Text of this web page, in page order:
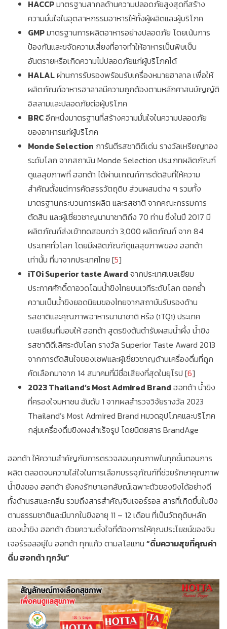
HACCPมาตรฐานสากลด้านความปลอดภัยสูงสุดที่สร้าง
ความมั่นใจในอุตสาหกรรมอาหารให้ทั้งผู้ผลิตและผู้บริโภค
GMPมาตรฐานการผลิตอาหารอย่างปลอดภัย โดยเน้นการ
ป้องกันและขจัดความเสี่ยงที่อาจทำให้อาหารเป็นพิษเป็น
อันตรายหรือเกิดความไม่ปลอดภัยแก่ผู้บริโภคได้
HALALผ่านการรับรองพร้อมรับเครื่องหมายฮาลาล เพื่อให้
ผลิตภัณฑ์อาหารฮาลาลมีความถูกต้องตามหลักศาสนบัญญัติ
อิสลามและปลอดภัยต่อผู้บริโภค
BRCอีกหนึ่งมาตรฐานที่สร้างความมั่นใจในความปลอดภัย
ของอาหารแก่ผู้บริโภค
Monde Selection การันตีรสชาติดีเด่น รางวัลเหรียญทอง
ระดับโลก จากสถาบัน Monde Selection ประเภทผลิตภัณฑ์
ดูแลสุขภาพที่ ฮอทต้า ได้ผ่านเกณฑ์การตัดสินที่ให้ความ
สำคัญตั้งแต่การคัดสรรวัตถุดิบ ส่วนผสมต่าง ๆ รวมทั้ง
มาตรฐานกระบวนการผลิต และรสชาติ จากคณะกรรมการ
ตัดสิน และผู้เชี่ยวชาญนานาชาติถึง 70 ท่าน ซึ่งในปี 2017 มี
ผลิตภัณฑ์ส่งเข้าทดสอบกว่า 3,000 ผลิตภัณฑ์ จาก 84
ประเทศทั่วโลก โดยมีผลิตภัณฑ์ดูแลสุขภาพของ ฮอทต้า
เท่านั้น ที่มาจากประเทศไทย [5]
iTOi Superior taste Award จากประเทศเบลเยียม
ประกาศศักดิ์ดาอวดโฉมน้ำขิงไทยบนเวทีระดับโลก ตอกย้ำ
ความเป็นน้ำขิงยอดนิยมของไทยจากสถาบันรับรองด้าน
รสชาติและคุณภาพอาหารนานาชาติ หรือ (iTQi) ประเทศ
เบลเยียมที่มอบให้ ฮอทต้า สูตรขิงต้นตำรับผสมน้ำผึ้ง น้ำขิง
รสชาติดีเลิศระดับโลก รางวัล Superior Taste Award 2013
จากการตัดสินใจของเชฟและผู้เชี่ยวชาญด้านเครื่องดื่มที่ถูก
คัดเลือกมาจาก 14 สมาคมที่มีชื่อเสียงที่สุดในยุโรป [6]
2023 Thailand’s Most Admired Brand ฮอทต้า น้ำขิง
ที่ครองใจมหาชน อันดับ 1 จากผลสำรวจวิจัยรางวัล 2023
Thailand’s Most Admired Brand หมวดอุปโภคและบริโภค
กลุ่มเครื่องดื่มขิงผงสำเร็จรูป โดยนิตยสาร BrandAge
ฮอทต้า ให้ความสำคัญกับการตรวจสอบคุณภาพในทุกขั้นตอนการ
ผลิต ตลอดจนความใส่ใจในการเลือกบรรจุภัณฑ์ที่ช่วยรักษาคุณภาพ
น้ำขิงของ ฮอทต้า ยังคงรักษาเอกลัษณ์เฉพาะตัวของขิงได้อย่างดี
ทั้งด้านรสและกลิ่น รวมถึงสารสำคัญจินเจอร์รอล สารที่เกิดขึ้นในขิง
ตามธรรมชาติและมีมากในขิงอายุ 11 – 12 เดือน ที่เป็นวัตถุดิบหลัก
ของน้ำขิง ฮอทต้า ด้วยความตั้งใจที่ต้องการให้คุณประโยชน์ของจิน
เจอร์รอลอยู่ใน ฮอทต้า ทุกแก้ว ตามสโลแกน “ดื่มความสุขที่คุณค่า
ดื่ม ฮอทต้า ทุกวัน”